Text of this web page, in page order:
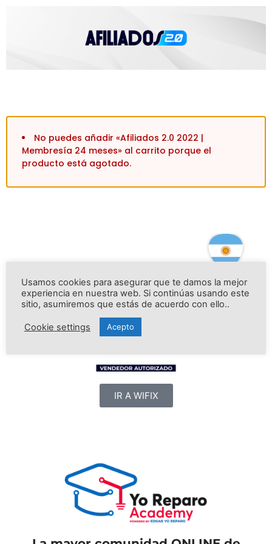
No puedes añadir «Afiliados 2.0 2022 |
Membresía 24 meses» al carrito porque el
producto está agotado.
IR A WIFIX
Usamos cookies para asegurar que te damos la mejor
experiencia en nuestra web. Si continúas usando este
sitio, asumiremos que estás de acuerdo con ello..
Cookie settings Acepto